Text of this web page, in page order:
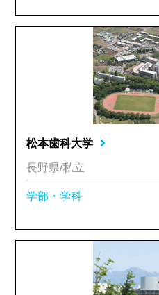
松本歯科大学
長野県/私立
学部・学科